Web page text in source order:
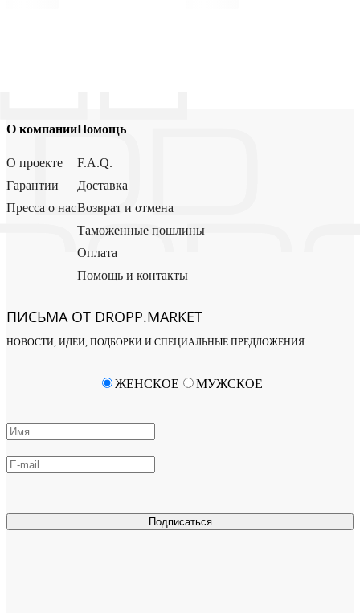
О компании
О проекте
Гарантии
Пресса о нас
Помощь
F.A.Q.
Доставка
Возврат и отмена
Таможенные пошлины
Оплата
Помощь и контакты
ПИСЬМА ОТ DROPP.MARKET
НОВОСТИ, ИДЕИ, ПОДБОРКИ И СПЕЦИАЛЬНЫЕ ПРЕДЛОЖЕНИЯ
Подписаться
ЖЕНСКОЕ МУЖСКОЕ